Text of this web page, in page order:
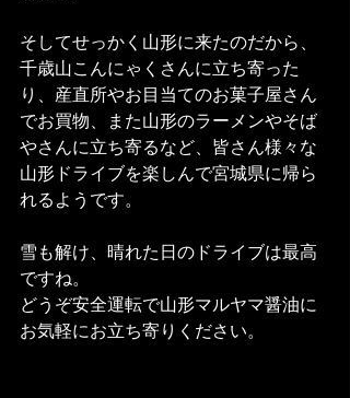
そしてせっかく山形に来たのだから、
千歳山こんにゃくさんに立ち寄った
り、産直所やお目当てのお菓子屋さん
でお買物、また山形のラーメンやそば
やさんに立ち寄るなど、皆さん様々な
山形ドライブを楽しんで宮城県に帰ら
れるようです。
雪も解け、晴れた日のドライブは最高
ですね。
どうぞ安全運転で山形マルヤマ醤油に
お気軽にお立ち寄りください。